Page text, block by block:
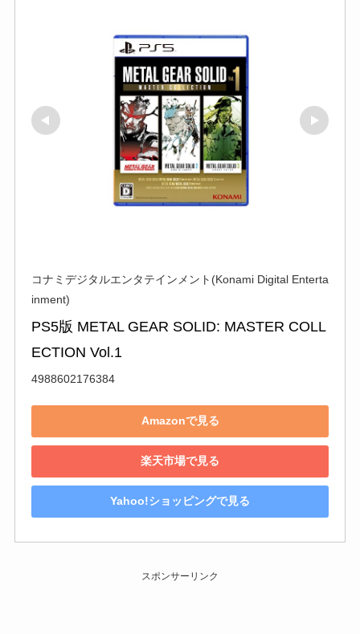
コナミデジタルエンタテインメント(Konami Digital Enterta
inment)
PS5版 METAL GEAR SOLID: MASTER COLL
ECTION Vol.1
4988602176384
Amazonで見る
楽天市場で見る
Yahoo!ショッピングで見る
スポンサーリンク